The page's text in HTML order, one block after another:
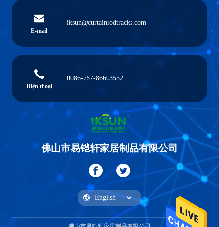
E-mail
iksun@curtainrodtracks.com
Điện thoại
0086-757-86603552
佛山市易铠轩家居制品有限公司